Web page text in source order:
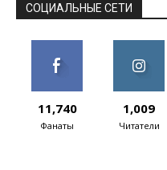
СОЦИАЛЬНЫЕ СЕТИ
11,740
Фанаты
1,009
Читатели